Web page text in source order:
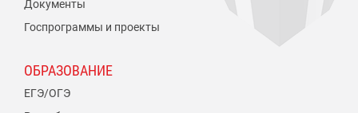
Документы
Госпрограммы и проекты
ОБРАЗОВАНИЕ
ЕГЭ/ОГЭ